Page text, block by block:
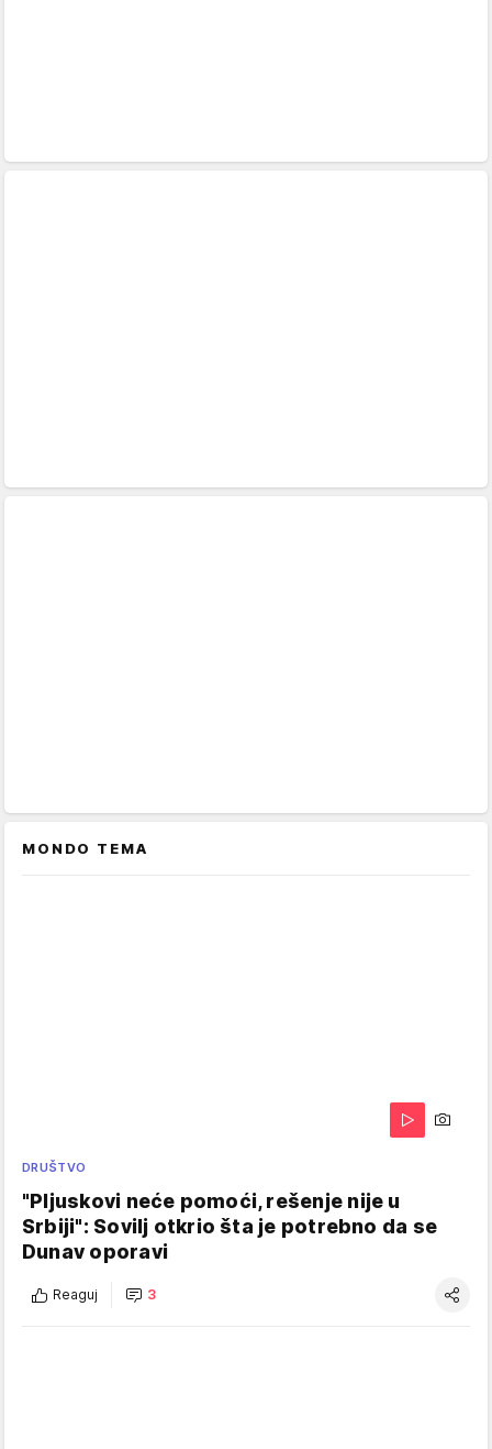
MONDO TEMA
DRUŠTVO
"Pljuskovi neće pomoći, rešenje nije u
Srbiji": Sovilj otkrio šta je potrebno da se
Dunav oporavi
Reaguj 3